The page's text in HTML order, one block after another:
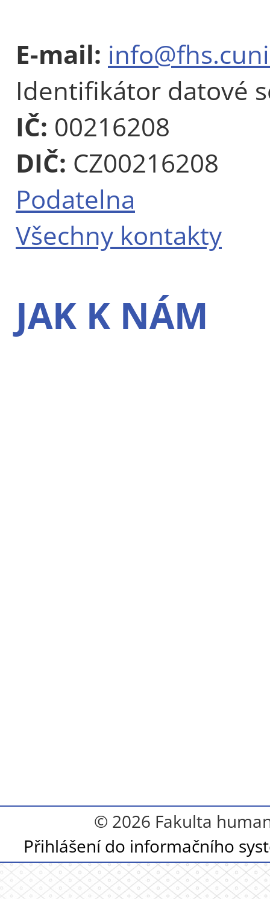
E-mail:
Identifikátor datové
IČ: 00216208
DIČ: CZ00216208
Podatelna
Všechny kontakty
JAK K NÁM
© 2026 Fakulta
Přihlášení do informačního